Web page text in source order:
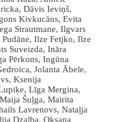
Dāvis Ieviņš,
Kivkucāns, Evita
Strautmane, Ilgvars
Ilze Fetjko, Ilze
Suveizda, Ināra
Pērkons, Ingūna
Jolanta Ābele,
Ksenija
Līga Mergina,
Šuļga, Mairita
Lavrenovs, Nataļja
Dzalba, Oksana